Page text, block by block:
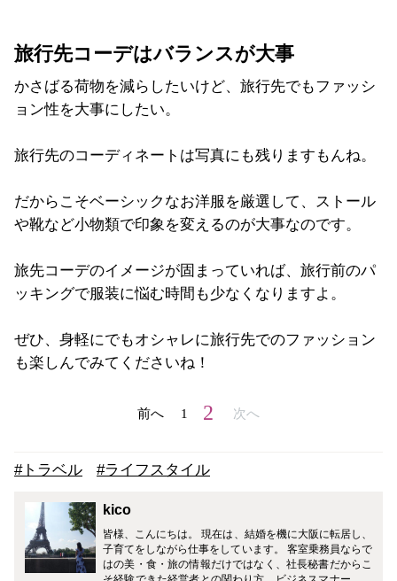
旅行先コーデはバランスが大事
かさばる荷物を減らしたいけど、旅行先でもファッシ
ョン性を大事にしたい。
旅行先のコーディネートは写真にも残りますもんね。
だからこそベーシックなお洋服を厳選して、ストール
や靴など小物類で印象を変えるのが大事なのです。
旅先コーデのイメージが固まっていれば、旅行前のパ
ッキングで服装に悩む時間も少なくなりますよ。
ぜひ、身軽にでもオシャレに旅行先でのファッション
も楽しんでみてくださいね！
前へ 1 2 次へ
#トラベル #ライフスタイル
kico
皆様、こんにちは。 現在は、結婚を機に大阪に転居し、
子育てをしながら仕事をしています。 客室乗務員ならで
はの美・食・旅の情報だけではなく、社長秘書だからこ